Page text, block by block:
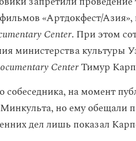
«Артдокфест/
Center. При этом
министерства культуры
CenterТимур
собеседника, на момент
но ему обещали
дел лишь показал